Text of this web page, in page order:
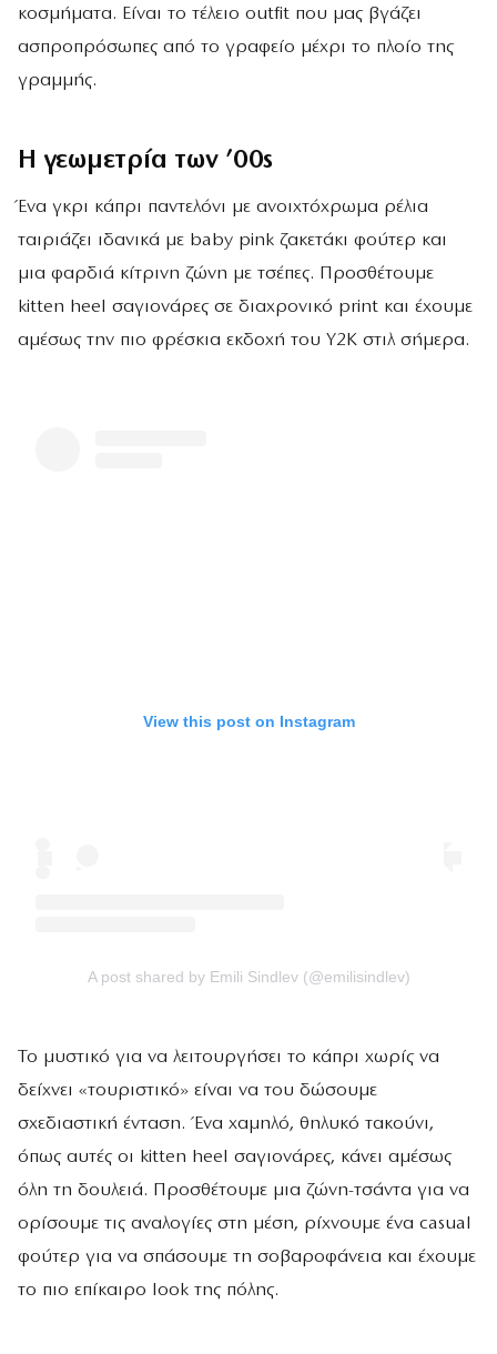
κοσμήματα. Είναι το τέλειο outfit που μας βγάζει
ασπροπρόσωπες από το γραφείο μέχρι το πλοίο της
γραμμής.
Η γεωμετρία των ’00s
Ένα γκρι κάπρι παντελόνι με ανοιχτόχρωμα ρέλια
ταιριάζει ιδανικά με baby pink ζακετάκι φούτερ και
μια φαρδιά κίτρινη ζώνη με τσέπες. Προσθέτουμε
kitten heel σαγιονάρες σε διαχρονικό print και έχουμε
αμέσως την πιο φρέσκια εκδοχή του Y2K στιλ σήμερα.
View this post on Instagram
A post shared by Emili Sindlev (@emilisindlev)
Το μυστικό για να λειτουργήσει το κάπρι χωρίς να
δείχνει «τουριστικό» είναι να του δώσουμε
σχεδιαστική ένταση. Ένα χαμηλό, θηλυκό τακούνι,
όπως αυτές οι kitten heel σαγιονάρες, κάνει αμέσως
όλη τη δουλειά. Προσθέτουμε μια ζώνη-τσάντα για να
ορίσουμε τις αναλογίες στη μέση, ρίχνουμε ένα casual
φούτερ για να σπάσουμε τη σοβαροφάνεια και έχουμε
το πιο επίκαιρο look της πόλης.